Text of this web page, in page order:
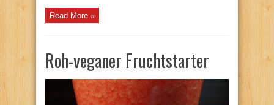
Read More »
Roh-veganer Fruchtstarter